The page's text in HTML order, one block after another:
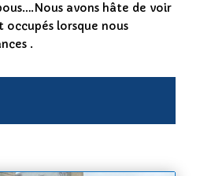
Nous avons hâte de voir
lorsque nous
.